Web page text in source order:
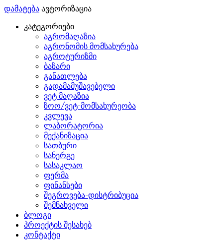
დამატება ავტორიზაცია
კატეგორიები
აგრომაღაზია
აგრონომის მომსახურება
აგროტურიზმი
ბაზარი
განათლება
გადამამუშავებელი
ვეტ მაღაზია
ზოო/ვეტ-მომსახურეობა
კვლევა
ლაბორატორია
მექანიზაცია
სათბური
სანერგე
სასაკლაო
ფერმა
ფინანსები
შეგროვება-დისტრიბუცია
შემნახველი
ბლოგი
პროექტის შესახებ
კონტაქტი